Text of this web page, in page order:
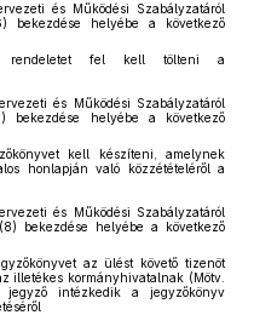
és Működési Szabályzatáról
helyébe a következő
rendeletet fel kell tölteni a
és Működési Szabályzatáról
helyébe a következő
kell készíteni, amelynek
honlapján való közzétételéről a
és Működési Szabályzatáról
bekezdése helyébe a következő
az ülést követő tizenöt
illetékes kormányhivatalnak (Mötv.
intézkedik a jegyzőkönyv